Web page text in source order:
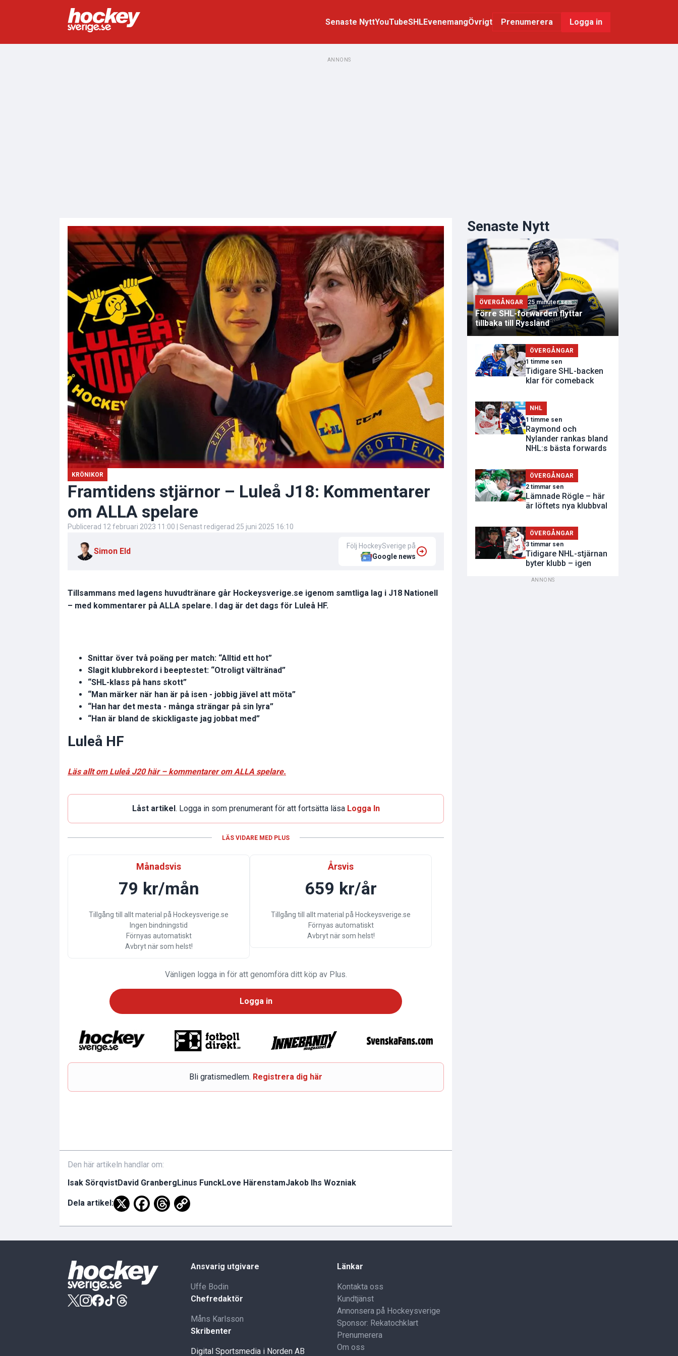
Senaste NyttYouTubeSHLEvenemangÖvrigt Prenumerera Logga in
ANNONS
KRÖNIKOR
Framtidens stjärnor – Luleå J18: Kommentarer
om ALLA spelare
Publicerad 12 februari 2023 11:00 | Senast redigerad 25 juni 2025 16:10
Simon Eld
Följ HockeySverige på
Google news
Tillsammans med lagens huvudtränare går Hockeysverige.se igenom samtliga lag i J18 Nationell
– med kommentarer på ALLA spelare. I dag är det dags för Luleå HF.
Snittar över två poäng per match: “Alltid ett hot”
Slagit klubbrekord i beeptestet: “Otroligt vältränad”
“SHL-klass på hans skott”
“Man märker när han är på isen - jobbig jävel att möta”
“Han har det mesta - många strängar på sin lyra”
“Han är bland de skickligaste jag jobbat med”
Luleå HF
Läs allt om Luleå J20 här – kommentarer om ALLA spelare.
Låst artikel. Logga in som prenumerant för att fortsätta läsa Logga In
LÄS VIDARE MED PLUS
Månadsvis
79 kr/mån
Tillgång till allt material på Hockeysverige.se
Ingen bindningstid
Förnyas automatiskt
Avbryt när som helst!
Årsvis
659 kr/år
Tillgång till allt material på Hockeysverige.se
Förnyas automatiskt
Avbryt när som helst!
Vänligen logga in för att genomföra ditt köp av Plus.
Logga in
Bli gratismedlem. Registrera dig här
Den här artikeln handlar om:
Isak SörqvistDavid GranbergLinus FunckLove HärenstamJakob Ihs Wozniak
Dela artikel:
Senaste Nytt
ÖVERGÅNGAR 25 minuter sen
Förre SHL-forwarden flyttar
tillbaka till Ryssland
ÖVERGÅNGAR
1 timme sen
Tidigare SHL-backen
klar för comeback
NHL
1 timme sen
Raymond och
Nylander rankas bland
NHL:s bästa forwards
ÖVERGÅNGAR
2 timmar sen
Lämnade Rögle – här
är löftets nya klubbval
ÖVERGÅNGAR
3 timmar sen
Tidigare NHL-stjärnan
byter klubb – igen
ANNONS
Ansvarig utgivare
Uffe Bodin
Chefredaktör
Måns Karlsson
Skribenter
Digital Sportsmedia i Norden AB
Länkar
Kontakta oss
Kundtjänst
Annonsera på Hockeysverige
Sponsor: Rekatochklart
Prenumerera
Om oss